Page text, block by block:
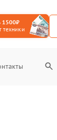
1500₽
техники